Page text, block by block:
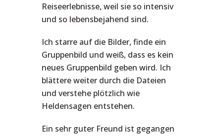
Reiseerlebnisse, weil sie so intensiv
und so lebensbejahend sind.
Ich starre auf die Bilder, finde ein
Gruppenbild und weiß, dass es kein
neues Gruppenbild geben wird. Ich
blättere weiter durch die Dateien
und verstehe plötzlich wie
Heldensagen entstehen.
Ein sehr guter Freund ist gegangen